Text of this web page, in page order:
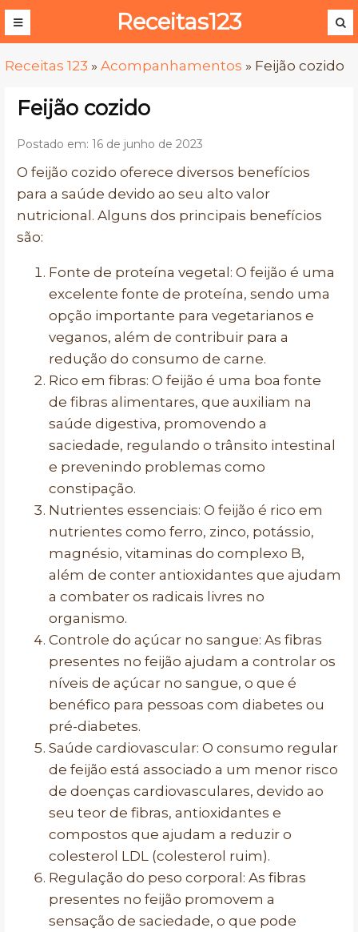
Receitas123
Receitas 123 » Acompanhamentos » Feijão cozido
Feijão cozido
Postado em: 16 de junho de 2023
O feijão cozido oferece diversos benefícios
para a saúde devido ao seu alto valor
nutricional. Alguns dos principais benefícios
são:
Fonte de proteína vegetal: O feijão é uma
excelente fonte de proteína, sendo uma
opção importante para vegetarianos e
veganos, além de contribuir para a
redução do consumo de carne.
Rico em fibras: O feijão é uma boa fonte
de fibras alimentares, que auxiliam na
saúde digestiva, promovendo a
saciedade, regulando o trânsito intestinal
e prevenindo problemas como
constipação.
Nutrientes essenciais: O feijão é rico em
nutrientes como ferro, zinco, potássio,
magnésio, vitaminas do complexo B,
além de conter antioxidantes que ajudam
a combater os radicais livres no
organismo.
Controle do açúcar no sangue: As fibras
presentes no feijão ajudam a controlar os
níveis de açúcar no sangue, o que é
benéfico para pessoas com diabetes ou
pré-diabetes.
Saúde cardiovascular: O consumo regular
de feijão está associado a um menor risco
de doenças cardiovasculares, devido ao
seu teor de fibras, antioxidantes e
compostos que ajudam a reduzir o
colesterol LDL (colesterol ruim).
Regulação do peso corporal: As fibras
presentes no feijão promovem a
sensação de saciedade, o que pode